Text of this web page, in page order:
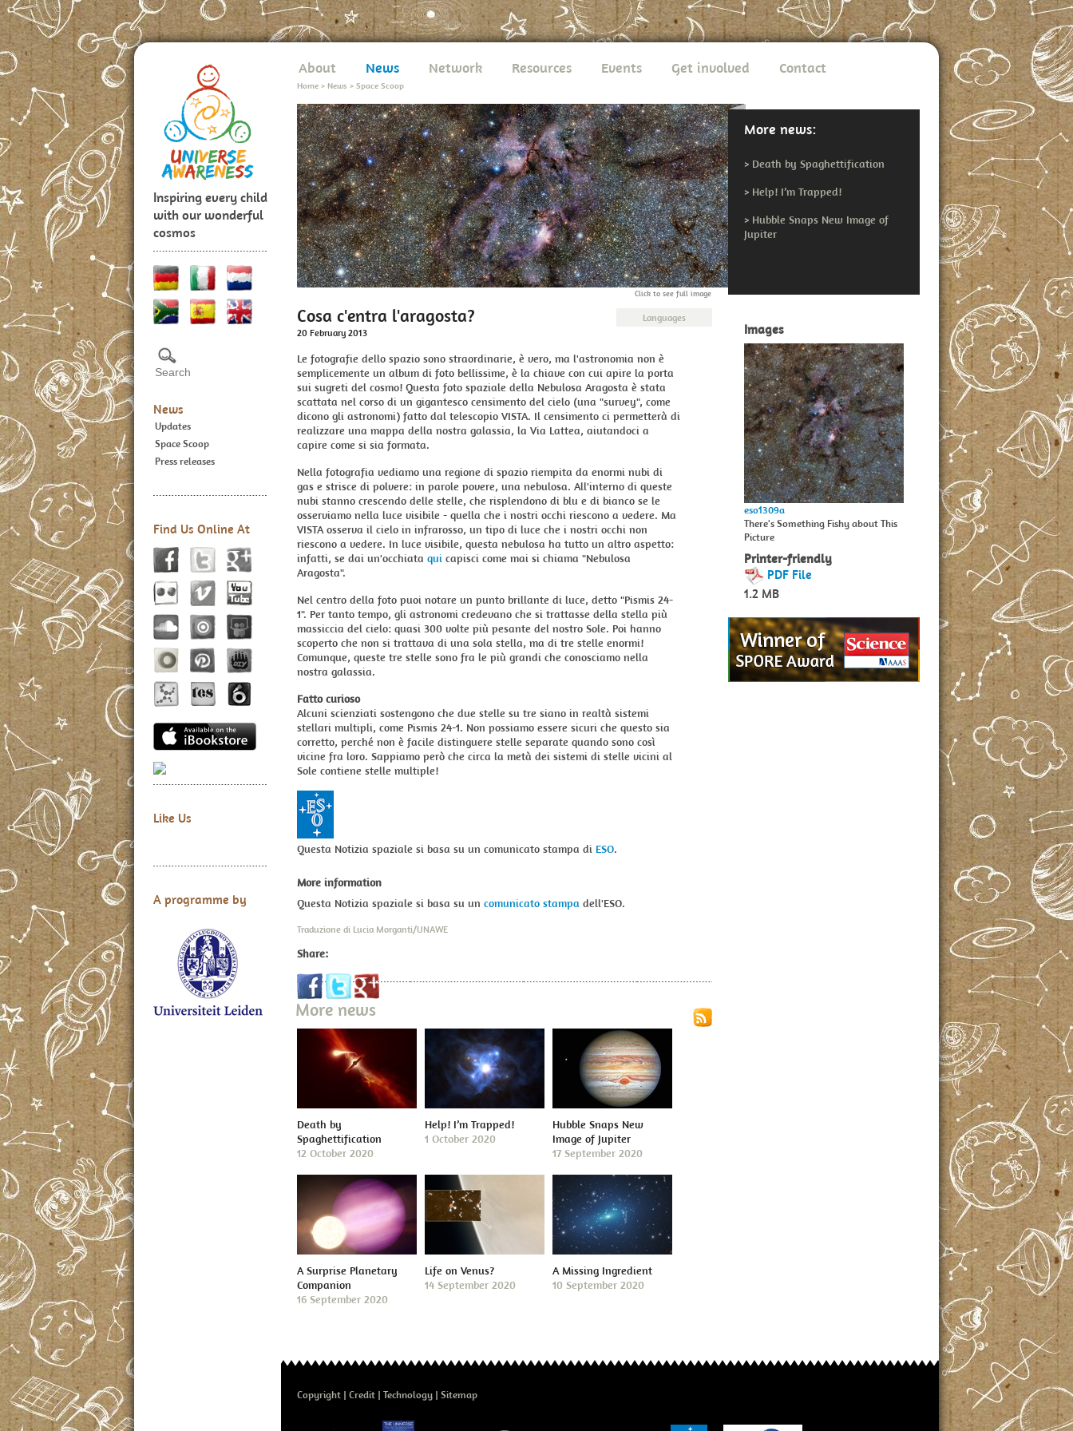
Inspiring every child
with our wonderful
cosmos
News
Updates
Space Scoop
Press releases
Find Us Online At
Like Us
A programme by
About News Network Resources Events Get involved Contact
Home > News > Space Scoop
Click to see full image
More news:
> Death by Spaghettification
> Help! I’m Trapped!
> Hubble Snaps New Image of
Jupiter
Languages
Cosa c'entra l'aragosta?
20 February 2013
Le fotografie dello spazio sono straordinarie, è vero, ma l'astronomia non è
semplicemente un album di foto bellissime, è la chiave con cui apire la porta
sui sugreti del cosmo! Questa foto spaziale della Nebulosa Aragosta è stata
scattata nel corso di un gigantesco censimento del cielo (una "survey", come
dicono gli astronomi) fatto dal telescopio VISTA. Il censimento ci permetterà di
realizzare una mappa della nostra galassia, la Via Lattea, aiutandoci a
capire come si sia formata.
Nella fotografia vediamo una regione di spazio riempita da enormi nubi di
gas e strisce di polvere: in parole povere, una nebulosa. All'interno di queste
nubi stanno crescendo delle stelle, che risplendono di blu e di bianco se le
osserviamo nella luce visibile - quella che i nostri occhi riescono a vedere. Ma
VISTA osserva il cielo in infrarosso, un tipo di luce che i nostri occhi non
riescono a vedere. In luce visibile, questa nebulosa ha tutto un altro aspetto:
infatti, se dai un'occhiata qui capisci come mai si chiama "Nebulosa
Aragosta".
Nel centro della foto puoi notare un punto brillante di luce, detto "Pismis 24-
1". Per tanto tempo, gli astronomi credevano che si trattasse della stella più
massiccia del cielo: quasi 300 volte più pesante del nostro Sole. Poi hanno
scoperto che non si trattava di una sola stella, ma di tre stelle enormi!
Comunque, queste tre stelle sono fra le più grandi che conosciamo nella
nostra galassia.
Fatto curioso
Alcuni scienziati sostengono che due stelle su tre siano in realtà sistemi
stellari multipli, come Pismis 24-1. Non possiamo essere sicuri che questo sia
corretto, perché non è facile distinguere stelle separate quando sono così
vicine fra loro. Sappiamo però che circa la metà dei sistemi di stelle vicini al
Sole contiene stelle multiple!
Questa Notizia spaziale si basa su un comunicato stampa di ESO.
More information
Questa Notizia spaziale si basa su un comunicato stampa dell'ESO.
Traduzione di Lucia Morganti/UNAWE
Share:
More news
Death by
Spaghettification
12 October 2020
Help! I’m Trapped!
1 October 2020
Hubble Snaps New
Image of Jupiter
17 September 2020
A Surprise Planetary
Companion
16 September 2020
Life on Venus?
14 September 2020
A Missing Ingredient
10 September 2020
Images
eso1309a
There's Something Fishy about This
Picture
Printer-friendly
PDF File
1.2 MB
Copyright Credit Technology Sitemap